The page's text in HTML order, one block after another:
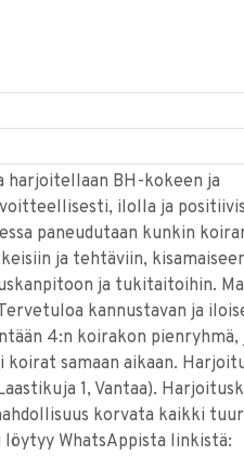
BH-kokeen ja
ilolla ja
paneudutaan kunkin
ja tehtäviin,
ja tukitaitoihin.
kannustavan ja
4:n koirakon pienryhmä,
samaan aikaan.
1, Vantaa).
korvata kaikki
WhatsAppista linkistä: